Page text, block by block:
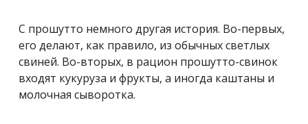
С прошутто немного другая история. Во-первых,
его делают, как правило, из обычных светлых
свиней. Во-вторых, в рацион прошутто-свинок
входят кукуруза и фрукты, а иногда каштаны и
молочная сыворотка.